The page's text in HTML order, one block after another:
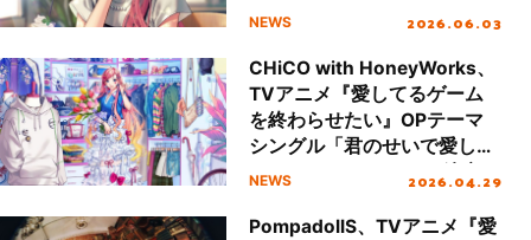
発売＆全曲配信スタート！
NEWS 2026.06.03
CHiCO with HoneyWorks、
TVアニメ『愛してるゲーム
を終わらせたい』OPテーマ
シングル「君のせいで愛して
る」6月3日にリリース決定！
NEWS 2026.04.29
PompadollS、TVアニメ『愛